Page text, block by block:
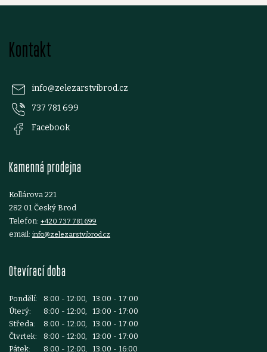
Kontakt
info@zelezarstvibrod.cz
737 781 699
Facebook
Kamenná prodejna
Kollárova 221
282 01 Český Brod
Telefon: +420 737 781 699
email: info@zelezarstvibrod.cz
Otevírací doba
Pondělí:
8:00 - 12:00, 13:00 - 17:00
Úterý:
8:00 - 12:00, 13:00 - 17:00
Středa:
8:00 - 12:00, 13:00 - 17:00
Čtvrtek:
8:00 - 12:00, 13:00 - 17:00
Pátek:
8:00 - 12:00, 13:00 - 16:00